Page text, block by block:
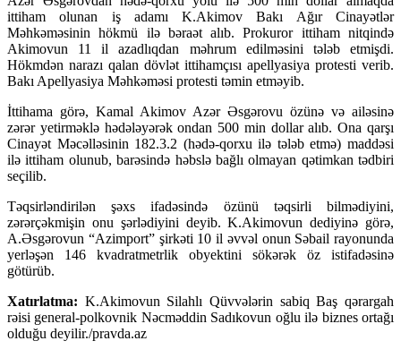
ittiham olunan iş adamı K.Akimov Bakı Ağır Cinayətlər
Məhkəməsinin hökmü ilə bəraət alıb. Prokuror ittiham nitqində
Akimovun 11 il azadlıqdan məhrum edilməsini tələb etmişdi.
Hökmdən narazı qalan dövlət ittihamçısı apellyasiya protesti verib.
Bakı Apellyasiya Məhkəməsi protesti təmin etməyib.
İttihama görə, Kamal Akimov Azər Əsgərovu özünə və ailəsinə
zərər yetirməklə hədələyərək ondan 500 min dollar alıb. Ona qarşı
Cinayət Məcəlləsinin 182.3.2 (hədə-qorxu ilə tələb etmə) maddəsi
ilə ittiham olunub, barəsində həbslə bağlı olmayan qətimkan tədbiri
seçilib.
Təqsirləndirilən şəxs ifadəsində özünü təqsirli bilmədiyini,
zərərçəkmişin onu şərlədiyini deyib. K.Akimovun dediyinə görə,
A.Əsgərovun “Azimport” şirkəti 10 il əvvəl onun Səbail rayonunda
yerləşən 146 kvadratmetrlik obyektini sökərək öz istifadəsinə
götürüb.
Xatırlatma: K.Akimovun Silahlı Qüvvələrin sabiq Baş qərargah
rəisi general-polkovnik Nəcməddin Sadıkovun oğlu ilə biznes ortağı
olduğu deyilir./pravda.az